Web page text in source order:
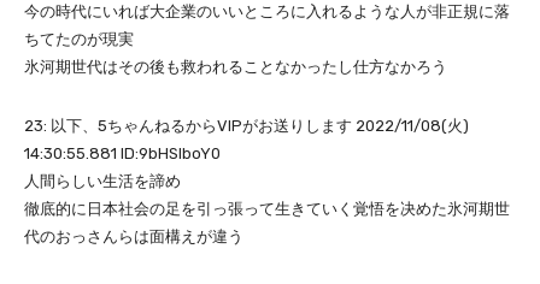
今の時代にいれば大企業のいいところに入れるような人が非正規に落
ちてたのが現実
氷河期世代はその後も救われることなかったし仕方なかろう
23: 以下、5ちゃんねるからVIPがお送りします 2022/11/08(火)
14:30:55.881 ID:9bHSlboY0
人間らしい生活を諦め
徹底的に日本社会の足を引っ張って生きていく覚悟を决めた氷河期世
代のおっさんらは面構えが違う